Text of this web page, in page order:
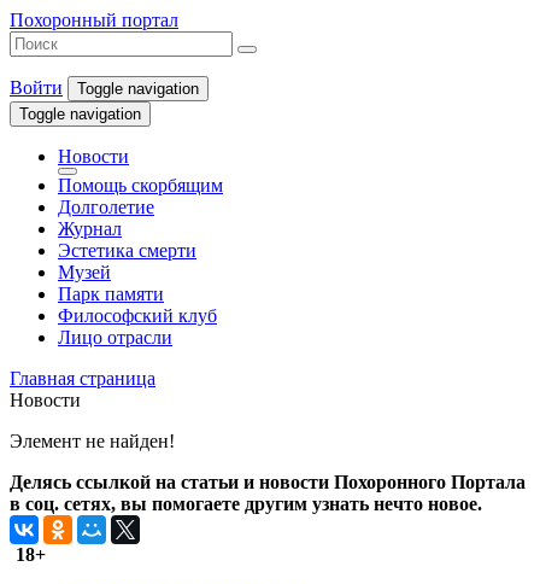
Похоронный портал
Войти
Toggle navigation
Toggle navigation
Новости
Помощь скорбящим
Долголетие
Журнал
Эстетика смерти
Музей
Парк памяти
Философский клуб
Лицо отрасли
Главная страница
Новости
Элемент не найден!
Делясь ссылкой на статьи и новости Похоронного Портала
в соц. сетях, вы помогаете другим узнать нечто новое.
18+